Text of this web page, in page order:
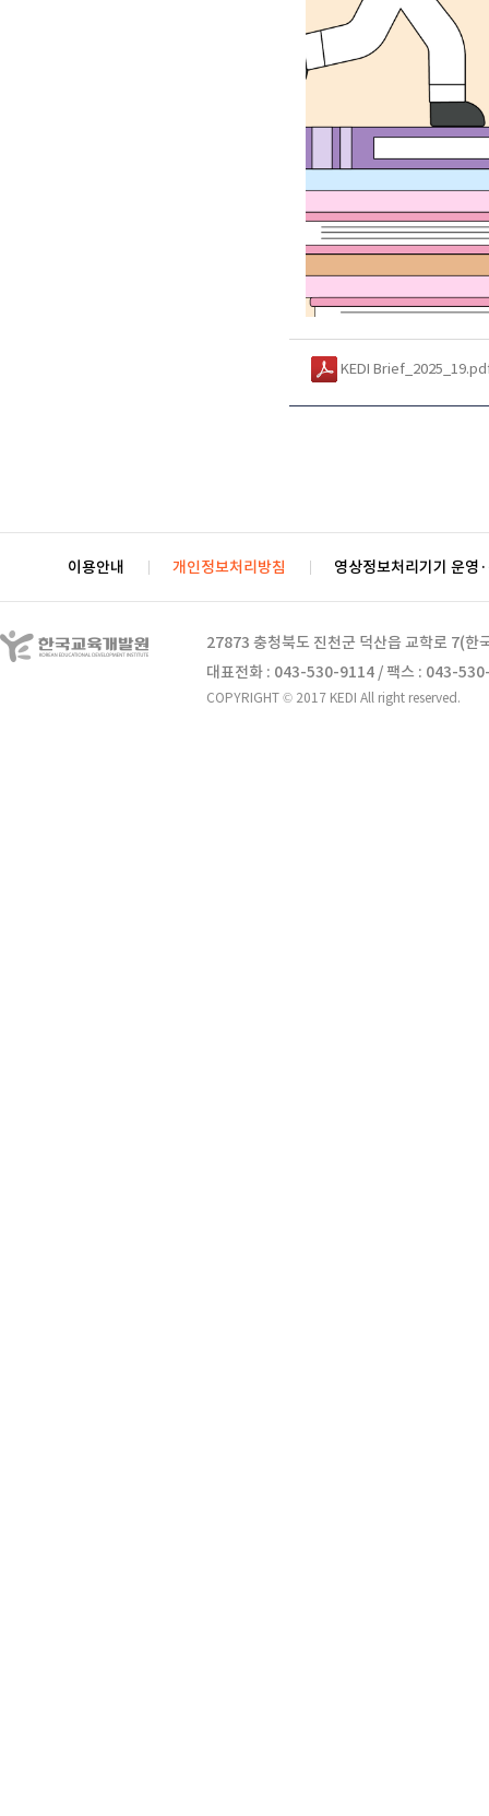
KEDI
이용안내 개인정보처리방침 영상정보처리기기 운영
27873 충청북도 진천군 덕산읍 교학로 7(한
대표전화 : 043-530-9114 / 팩스 : 043-
COPYRIGHT © 2017 KEDI All right reserved.